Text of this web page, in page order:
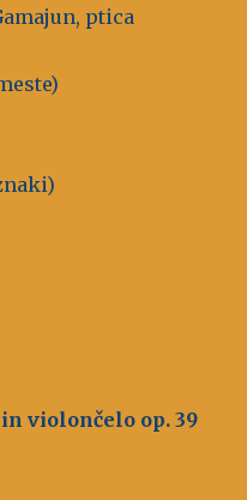
ptica
violončelo op. 39